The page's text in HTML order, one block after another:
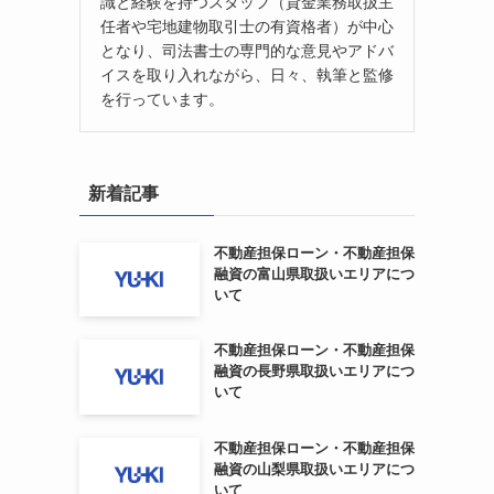
任者や宅地建物取引士の有資格者）が中心
となり、司法書士の専門的な意見やアドバ
イスを取り入れながら、日々、執筆と監修
を行っています。
新着記事
不動産担保ローン・不動産担保
融資の富山県取扱いエリアにつ
いて
不動産担保ローン・不動産担保
融資の長野県取扱いエリアにつ
いて
不動産担保ローン・不動産担保
融資の山梨県取扱いエリアにつ
いて